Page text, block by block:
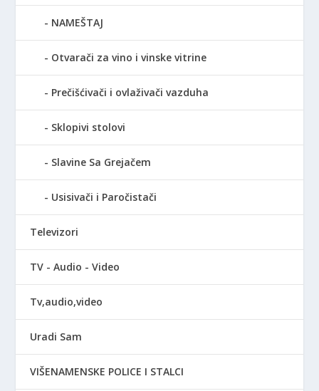
NAMEŠTAJ
Otvarači za vino i vinske vitrine
Prečišćivači i ovlaživači vazduha
Sklopivi stolovi
Slavine Sa Grejačem
Usisivači i Paročistači
Televizori
TV - Audio - Video
Tv,audio,video
Uradi Sam
VIŠENAMENSKE POLICE I STALCI